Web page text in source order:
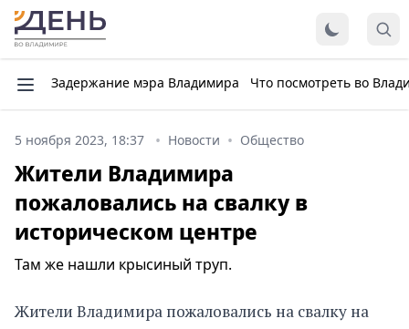
Задержание мэра Владимира Что посмотреть во
5 ноября 2023, 18:37 Новости Общество
Жители Владимира
пожаловались на свалку в
историческом центре
Там же нашли крысиный труп.
Жители Владимира пожаловались на свалку на